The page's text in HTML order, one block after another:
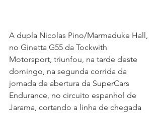
A dupla Nicolas Pino/Marmaduke Hall,
no Ginetta G55 da Tockwith
Motorsport, triunfou, na tarde deste
domingo, na segunda corrida da
jornada de abertura da SuperCars
Endurance, no circuito espanhol de
Jarama, cortando a linha de chegada